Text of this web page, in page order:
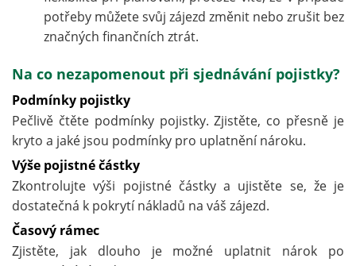
potřeby můžete svůj zájezd změnit nebo zrušit bez
značných finančních ztrát.
Na co nezapomenout při sjednávání pojistky?
Podmínky pojistky
Pečlivě čtěte podmínky pojistky. Zjistěte, co přesně je
kryto a jaké jsou podmínky pro uplatnění nároku.
Výše pojistné částky
Zkontrolujte výši pojistné částky a ujistěte se, že je
dostatečná k pokrytí nákladů na váš zájezd.
Časový rámec
Zjistěte, jak dlouho je možné uplatnit nárok po